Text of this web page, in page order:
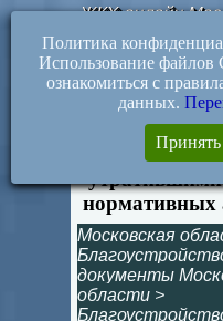
ЖКХ-
Статья
нормативных
Московская
документы
области >
Политика
Использование файлов
ознакомиться с
данных.
Принять